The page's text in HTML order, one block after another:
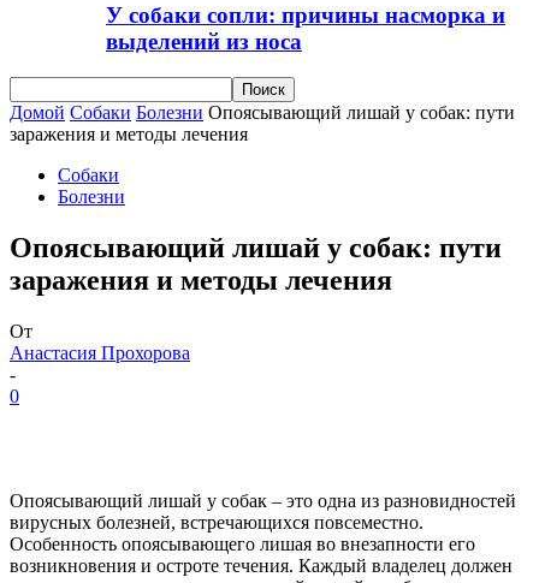
У собаки сопли: причины насморка и
выделений из носа
Домой Собаки Болезни Опоясывающий лишай у собак: пути
заражения и методы лечения
Собаки
Болезни
Опоясывающий лишай у собак: пути
заражения и методы лечения
От
Анастасия Прохорова
-
0
Опоясывающий лишай у собак – это одна из разновидностей
вирусных болезней, встречающихся повсеместно.
Особенность опоясывающего лишая во внезапности его
возникновения и остроте течения. Каждый владелец должен